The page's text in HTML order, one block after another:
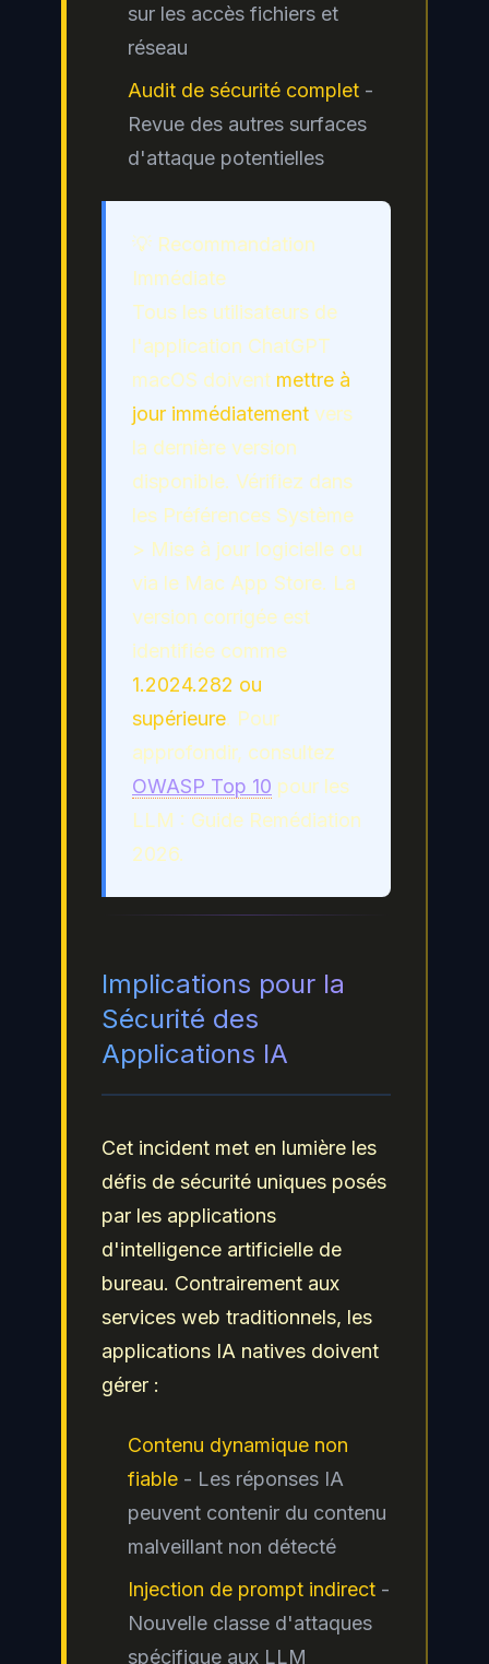
sur les accès fichiers et
réseau
Audit de sécurité complet -
Revue des autres surfaces
d'attaque potentielles
💡 Recommandation
Immédiate
Tous les utilisateurs de
l'application ChatGPT
macOS doivent mettre à
jour immédiatement vers
la dernière version
disponible. Vérifiez dans
les Préférences Système
> Mise à jour logicielle ou
via le Mac App Store. La
version corrigée est
identifiée comme
1.2024.282 ou
supérieure. Pour
approfondir, consultez
OWASP Top 10 pour les
LLM : Guide Remédiation
2026.
Implications pour la
Sécurité des
Applications IA
Cet incident met en lumière les
défis de sécurité uniques posés
par les applications
d'intelligence artificielle de
bureau. Contrairement aux
services web traditionnels, les
applications IA natives doivent
gérer :
Contenu dynamique non
fiable - Les réponses IA
peuvent contenir du contenu
malveillant non détecté
Injection de prompt indirect -
Nouvelle classe d'attaques
spécifique aux LLM